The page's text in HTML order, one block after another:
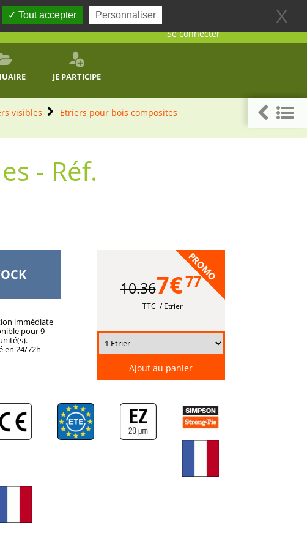
Se connecter
JE PARTICIPE
visibles
Etriers pour bois composites
- Réf.
immédiate
pour 9
en 24/72h
PROMO
10.367€77
TTC/ Etrier
Ajout au panier
Tout accepter Personnaliser X